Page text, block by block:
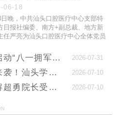
领促进同质 | 口腔中心
年端午假期门诊安排
周边交通调整的公告
汕头口腔医疗中心医生排班
年清明假期门诊安排
06-18
日晚，中共汕头口腔医疗中心支部特
日报社编委、南方+副总裁、地方新
任严亮为汕头口腔医疗中心全体党员
月”，献礼建军9… 2026-07-31
专属舒适微创拔… 2026-07-10
出席士卓曼复杂… 2026-07-10